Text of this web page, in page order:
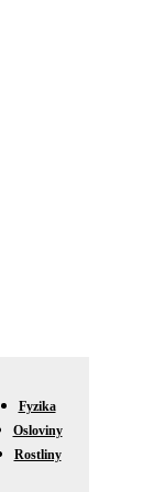
Fyzika
Osloviny
Rostliny